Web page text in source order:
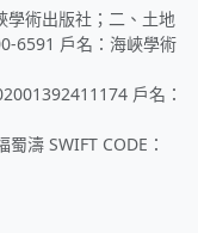
術出版社；二、土地
6591 戶名：海峽學術
戶名：
濤 SWIFT CODE：